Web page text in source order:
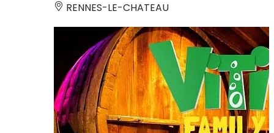
RENNES-LE-CHATEAU